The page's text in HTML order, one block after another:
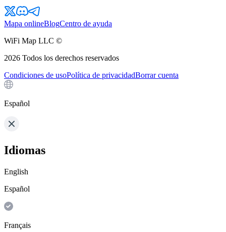
Mapa onlineBlogCentro de ayuda
WiFi Map LLC ©
2026 Todos los derechos reservados
Condiciones de usoPolítica de privacidadBorrar cuenta
Español
Idiomas
English
Español
Français